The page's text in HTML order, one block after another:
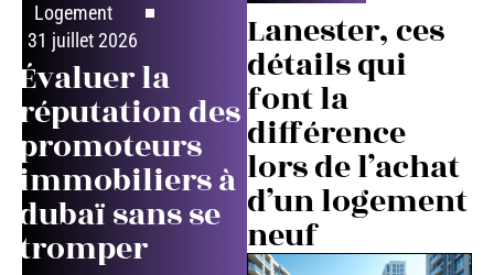
Logement
31 juillet 2026
Évaluer la
réputation des
promoteurs
immobiliers à
dubaï sans se
tromper
Lanester, ces
détails qui
font la
différence
lors de l’achat
d’un logement
neuf